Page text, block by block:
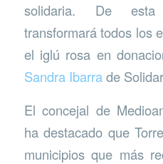
solidaria. De esta
transformará todos los
el iglú rosa en
Sandra Ibarrade
El concejal de
ha destacado que
municipios que más